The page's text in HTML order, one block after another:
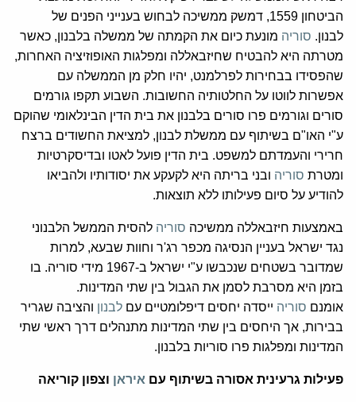
הביטחון 1559, דמשק ממשיכה לבחוש בענייני הפנים של
לבנון. סוריה מונעת כיום את הקמתה של ממשלה בלבנון, כאשר
מטרתה היא להבטיח שחיזבאללה ומפלגות האופוזיציה האחרות,
שהפסידו בבחירות לפרלמנט, יהיו חלק מן הממשלה עם
אפשרות לווטו על החלטותיה החשובות. השבוע תקפו גורמים
סורים וגורמים פרו סורים בלבנון את בית הדין הבינלאומי שהוקם
ע"י האו"ם בשיתוף עם ממשלת לבנון, למציאת החשודים ברצח
חרירי והעמדתם למשפט. בית הדין פועל לאטו ובדיסקרטיות
ומטרת סוריה ובני בריתה היא לקעקע את יסודותיו ולהביאו
להודיע על סיום פעילותו ללא תוצאות.
באמצעות חיזבאללה ממשיכה סוריה להסית הממשל הלבנוני
נגד ישראל בעניין הנסיגה מכפר רג'ר וחוות שבעא, למרות
שמדובר בשטחים שנכבשו ע"י ישראל ב-1967 מידי סוריה. בו
בזמן היא מסרבת לסמן את הגבול בין שתי המדינות.
אומנם סוריה ייסדה יחסים דיפלומטיים עם לבנון והציבה שגריר
בבירות, אך היחסים בין שתי המדינות מתנהלים דרך ראשי שתי
המדינות ומפלגות פרו סוריות בלבנון.
פעילות גרעינית אסורה בשיתוף עם איראן וצפון קוריאה